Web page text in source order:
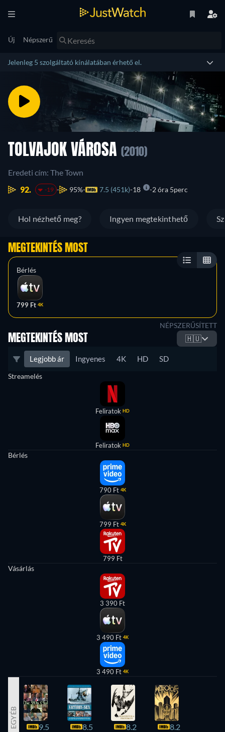
Új Népszerű
Jelenleg 5 szolgáltató kínálatában érhető el.
TOLVAJOK VÁROSA (2010)
Eredeti cím: The Town
92.
-19 95% 7.5 (451k) 18 2 óra 5perc
Hol nézhető meg? Ingyen megtekinthető
MEGTEKINTÉS MOST
Bérlés
799 Ft 4K
NÉPSZERŰSÍTETT
MEGTEKINTÉS MOST 🇭🇺
Legjobb ár Ingyenes 4K HD SD
Streamelés
Feliratok HD
Feliratok HD
Bérlés
790 Ft 4K
799 Ft 4K
799 Ft
Vásárlás
3 390 Ft
3 490 Ft 4K
3 490 Ft 4K
EGYÉB 9.5 8.5 8.2 8.2